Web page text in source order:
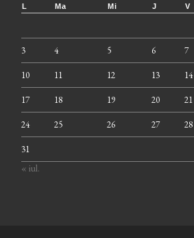
L Ma Mi J V
3 4 5 6 7
10 11 12 13 14
17 18 19 20 21
24 25 26 27 28
31
« iul.